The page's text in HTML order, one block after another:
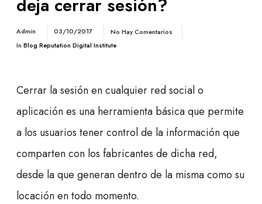
deja cerrar sesión?
Admin 03/10/2017
No Hay Comentarios
In Blog Reputation Digital Institute
Cerrar la sesión en cualquier red social o
aplicación es una herramienta básica que permite
a los usuarios tener control de la información que
comparten con los fabricantes de dicha red,
desde la que generan dentro de la misma como su
locación en todo momento.